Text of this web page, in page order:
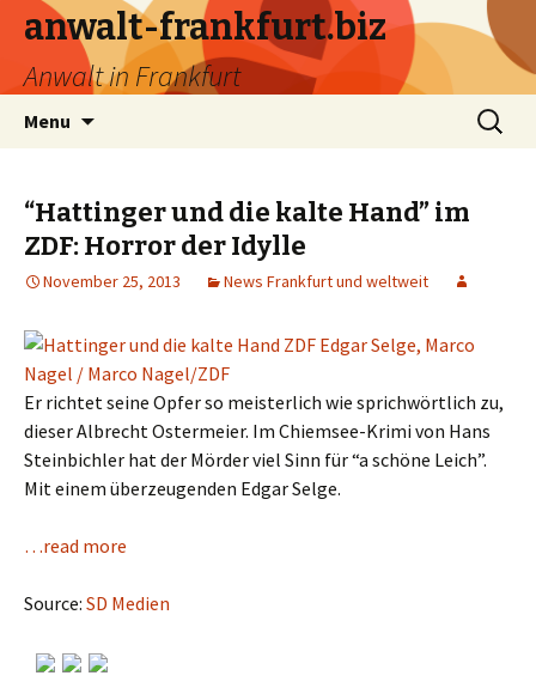
anwalt-frankfurt.biz
Anwalt in Frankfurt
Menu
Search
for:
“Hattinger und die kalte Hand” im
ZDF: Horror der Idylle
November 25, 2013 News Frankfurt und weltweit
Er richtet seine Opfer so meisterlich wie sprichwörtlich zu,
dieser Albrecht Ostermeier. Im Chiemsee-Krimi von Hans
Steinbichler hat der Mörder viel Sinn für “a schöne Leich”.
Mit einem überzeugenden Edgar Selge.
…read more
Source: SD Medien